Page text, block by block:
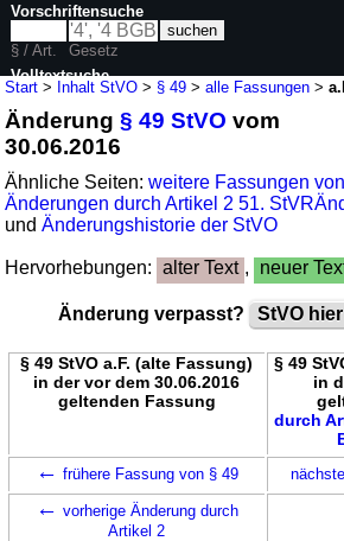
Start > Inhalt StVO > § 49 >alle Fassungen >
Änderung§ 49 StVO vom
30.06.2016
Ähnliche Seiten:weitere Fassungen
Änderungen durch Artikel 2 51.
undÄnderungshistorie der StVO
Hervorhebungen: alter Text , neuer
Änderung verpasst? StVO
§ 49 StVO a.F. (alte Fassung)
in der vor dem 30.06.2016
geltenden Fassung
§ 49
in
durch
← frühere Fassung von § 49
← vorherige Änderung durch
Artikel 2
Vorschriftensuche
§ / Art.
Gesetz
Volltextsuche
nur in StVO